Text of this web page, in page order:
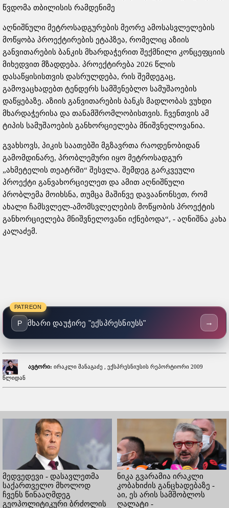
წვდომა თბილისის რამდენიმე
აღნიშნული მეტროსადგურების მეორე ამოსასვლელების
მოწყობა პროექტირების ეტაპზეა, რომელიც აზიის
განვითარების ბანკის მხარდაჭერით შექმნილი კონცეფციის
მიხედვით მზადდება. პროექტირება 2026 წლის
დასაწყისისთვის დასრულდება, რის შემდეგაც,
გამოვაცხადებთ ტენდერს სამშენებლო სამუშაოების
დაწყებაზე. აზიის განვითარების ბანკს მადლობას ვუხდი
მხარდაჭერისა და თანამშრომლობისთვის. ჩვენთვის ამ
ტიპის სამუშაოების განხორციელება მნიშვნელოვანია.
გვახსოვს, პიკის საათებში მგზავრთა რაოდენობიდან
გამომდინარე, პრობლემური იყო მეტროსადგურ
„ახმეტელის თეატრში“ შესვლა. შემდეგ გარკვეული
პროექტი განვახორციელეთ და ამით აღნიშნული
პრობლემა მოიხსნა, თუმცა მაშინვე დავაანონსეთ, რომ
ახალი ჩამსვლელ-ამომსვლელების მოწყობის პროექტის
განხორციელება მნიშვნელოვანი იქნებოდა“, - აღნიშნა კახა
კალაძემ.
PATREON
P მხარი დაუჭირე "ექსპრესნიუსს" →
ავტორი: ირაკლი მანაგაძე , ექსპრესნიუსის რეპორტიორი 2009
წლიდან
მედვედევი - დასავლეთმა
საქართველო მხოლოდ
ჩვენს წინააღმდეგ
გეოპოლიტიკური ბრძოლის
ნიკა გვარამია ირაკლი
კობახიძის განცხადებაზე -
აი, ეს არის სამშობლოს
ღალატი -